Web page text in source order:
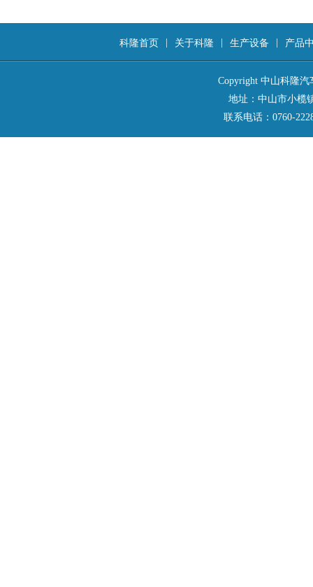
科隆首页 关于科隆 生产设备 产品
Copyright 中山科隆
地址：中山市小榄
联系电话：0760-